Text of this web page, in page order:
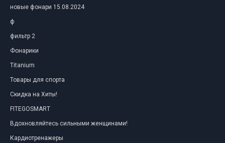
новые фонари 15.08.2024
ф
фильтр 2
Фонарики
Titanium
Товары для спорта
Скидка на Хиты!
FITEGOSMART
Вдохновляйтесь сильными женщинами!
Кардиотренажеры